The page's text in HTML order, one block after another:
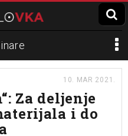
mediji
10. MAR 2021.
Za deljenje
i do